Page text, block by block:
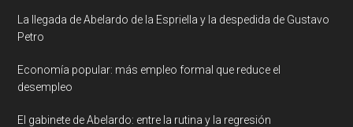
La llegada de Abelardo de la Espriella y la despedida de Gustavo
Petro
Economía popular: más empleo formal que reduce el
desempleo
El gabinete de Abelardo: entre la rutina y la regresión